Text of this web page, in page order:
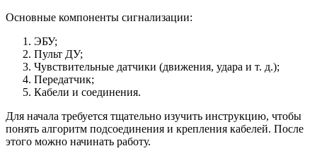
Основные компоненты сигнализации:
ЭБУ;
Пульт ДУ;
Чувствительные датчики (движения, удара и т. д.);
Передатчик;
Кабели и соединения.
Для начала требуется тщательно изучить инструкцию, чтобы
понять алгоритм подсоединения и крепления кабелей. После
этого можно начинать работу.